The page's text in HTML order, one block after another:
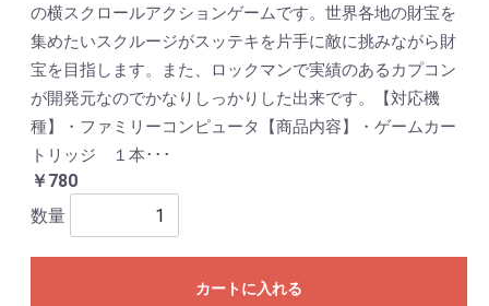
の横スクロールアクションゲームです。世界各地の財宝を
集めたいスクルージがスッテキを片手に敵に挑みながら財
宝を目指します。また、ロックマンで実績のあるカプコン
が開発元なのでかなりしっかりした出来です。【対応機
種】・ファミリーコンピュータ【商品内容】・ゲームカー
トリッジ １本･･･
￥780
数量
カートに入れる